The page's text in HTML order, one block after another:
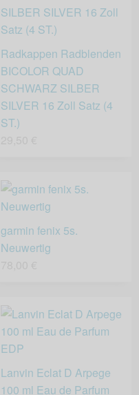
Radkappen Radblenden
BICOLOR QUAD
SCHWARZ SILBER
SILVER 16 Zoll Satz (4
ST.)
garmin fenix 5s.
Neuwertig
Lanvin Eclat D Arpege
100 ml Eau de Parfum